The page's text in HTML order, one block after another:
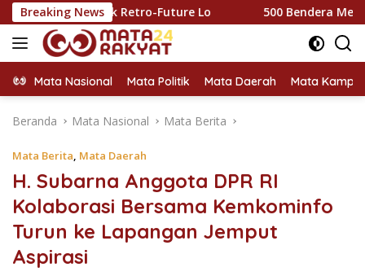
Langsung
ke
konten
Breaking News
Retro-Future Lo 500 Bendera Merah Putih
Mata Nasional Mata Politik Mata Daerah Mata
Beranda Mata Nasional Mata Berita
Mata Berita, Mata Daerah
H. Subarna Anggota DPR RI
Kolaborasi Bersama Kemkominfo
Turun ke Lapangan Jemput
Aspirasi